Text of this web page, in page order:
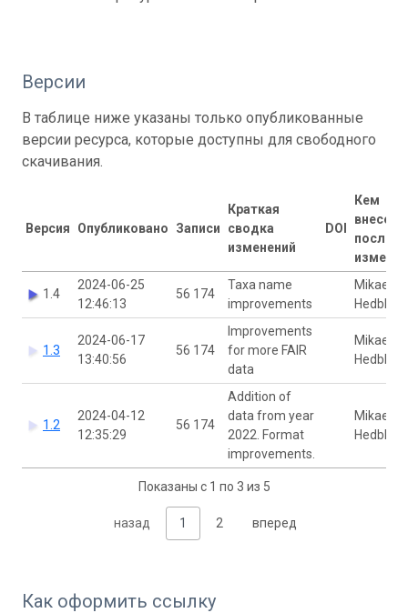
Версии
В таблице ниже указаны только опубликованные
версии ресурса, которые доступны для свободного
скачивания.
Версия Опубликовано Записи
Краткая
сводка
изменений
DOI
Кем
внесены
1.4
2024-06-25
12:46:13
56 174
Taxa name
improvements
Mikael
Hedblom
1.3
2024-06-17
13:40:56
56 174
Improvements
for more FAIR
data
Mikael
Hedblom
1.2
2024-04-12
12:35:29
56 174
Addition of
data from year
2022. Format
improvements.
Mikael
Hedblom
Показаны с 1 по 3 из 5
назад 1 2 вперед
Как оформить ссылку